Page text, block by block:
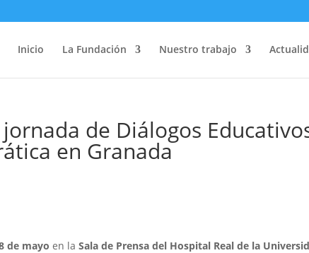
Inicio La Fundación Nuestro trabajo
de Diálogos
en Granada
de mayo en laSala de Prensa del Hospital Real de la